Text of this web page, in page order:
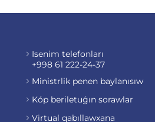
Isenim telefonları
+998 61 222-24-37
Ministrlik penen baylanısıw
Kóp beriletuǵın sorawlar
Virtual qabıllawxana